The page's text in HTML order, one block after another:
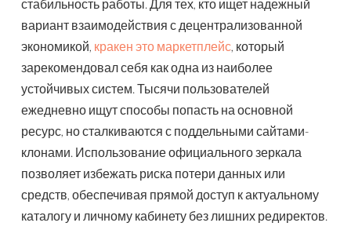
стабильность работы. Для тех, кто ищет надежный
вариант взаимодействия с децентрализованной
экономикой, кракен это маркетплейс, который
зарекомендовал себя как одна из наиболее
устойчивых систем. Тысячи пользователей
ежедневно ищут способы попасть на основной
ресурс, но сталкиваются с поддельными сайтами-
клонами. Использование официального зеркала
позволяет избежать риска потери данных или
средств, обеспечивая прямой доступ к актуальному
каталогу и личному кабинету без лишних редиректов.